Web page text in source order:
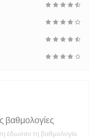
βαθμολογίες
έδωσαν τη βαθμολογία